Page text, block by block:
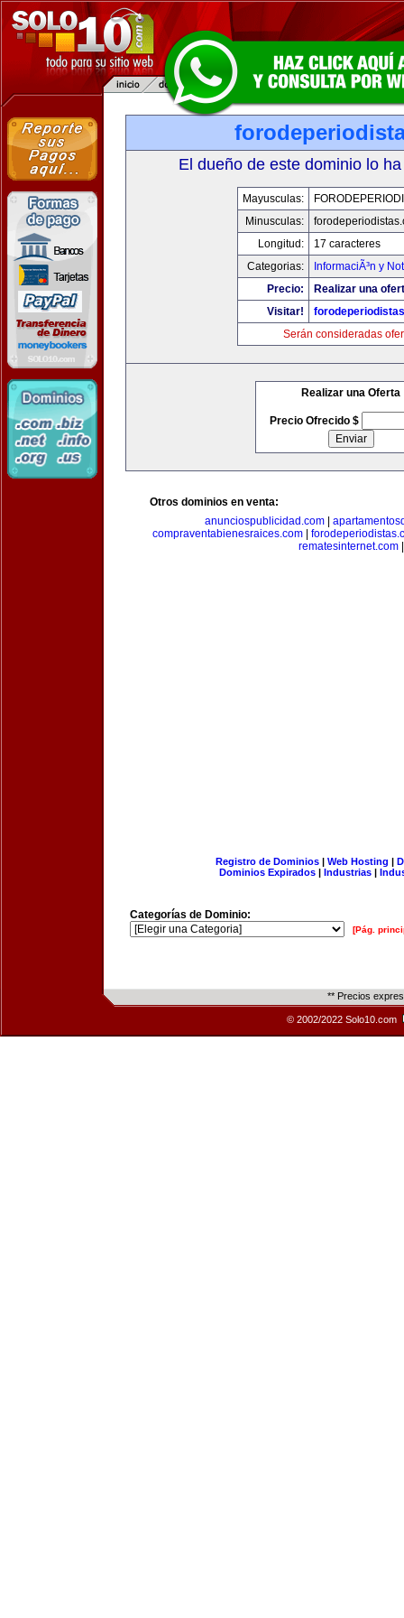
El dueño de este dominio lo
Mayusculas:
Minusculas:
Longitud:
17 caracteres
Categorias:
InformaciÃ³n y
Precio:
Realizar una
Visitar!
Serán consideradas
Realizar una Oferta
Precio Ofrecido $
Otros dominios en venta:
anunciospublicidad.com|
compraventabienesraices.com
rematesinternet.com|
Registro de Dominios| Web Hosting |
Dominios Expirados | Industrias |
Categorías de Dominio:
[Pág.
** Precios
© 2002/2022 Solo10.com